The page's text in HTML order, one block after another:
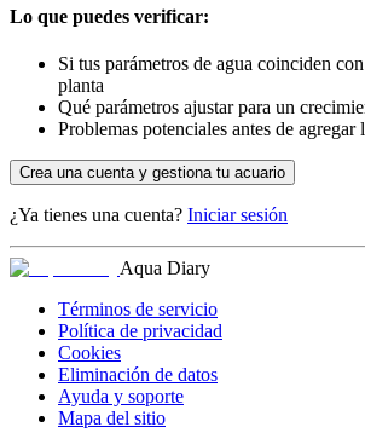
Lo que puedes verificar:
Si tus parámetros de agua coinciden
planta
Qué parámetros ajustar para un
Problemas potenciales antes de agregar
Crea una cuenta y gestiona tu acuario
¿Ya tienes una cuenta? Iniciar sesión
Aqua Diary
Términos de servicio
Política de privacidad
Cookies
Eliminación de datos
Ayuda y soporte
Mapa del sitio